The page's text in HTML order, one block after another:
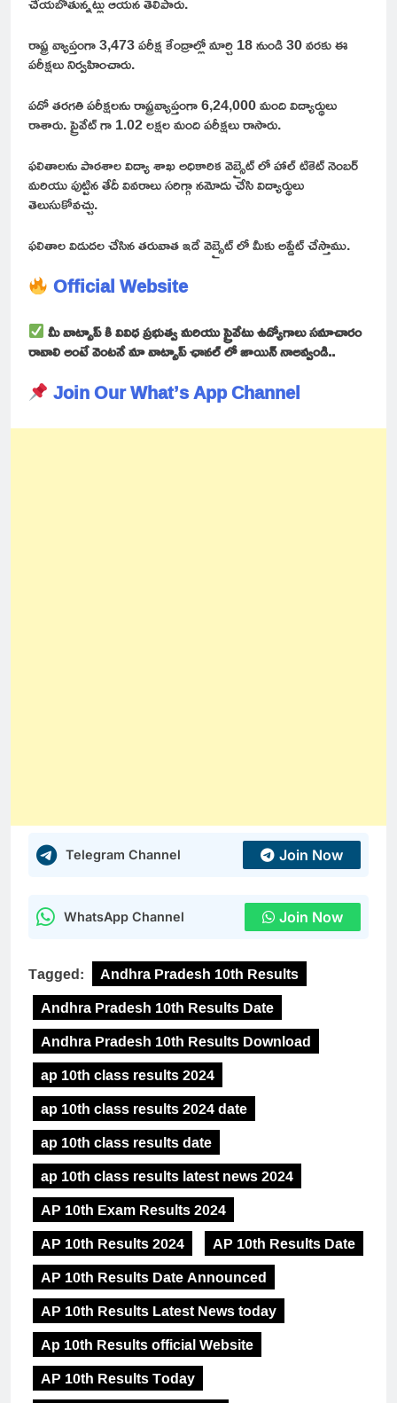
రాష్ట్ర వ్యాప్తంగా 3,473 పరీక్ష కేంద్రాల్లో మార్చి 18 నుండి 30 వరకు ఈ
పరీక్షలు నిర్వహించారు.
పదో తరగతి పరీక్షలను రాష్ట్రవ్యాప్తంగా 6,24,000 మంది విద్యార్థులు
రాశారు. ప్రైవేట్ గా 1.02 లక్షల మంది పరీక్షలు రాసారు.
ఫలితాలను పాఠశాల విద్యా శాఖ అధికారిక వెబ్సైట్ లో హాల్ టికెట్ నెంబర్
మరియు పుట్టిన తేదీ వివరాలు సరిగ్గా నమోదు చేసి విద్యార్థులు
తెలుసుకోవచ్చు.
ఫలితాల విడుదల చేసిన తరువాత ఇదే వెబ్సైట్ లో మీకు అప్డేట్ చేస్తాము.
Official Website
మీ వాట్సాప్ కి వివిధ ప్రభుత్వ మరియు ప్రైవేటు ఉద్యోగాలు సమాచారం
రావాలి అంటే వెంటనే మా వాట్సాప్ ఛానల్ లో జాయిన్ నాఅవ్వండి..
Join Our What’s App Channel
Telegram Channel Join Now
WhatsApp Channel Join Now
Tagged:
Andhra Pradesh 10th Results
Andhra Pradesh 10th Results Date
Andhra Pradesh 10th Results Download
ap 10th class results 2024
ap 10th class results 2024 date
ap 10th class results date
ap 10th class results latest news 2024
AP 10th Exam Results 2024
AP 10th Results 2024
AP 10th Results Date
AP 10th Results Date Announced
AP 10th Results Latest News today
Ap 10th Results official Website
AP 10th Results Today